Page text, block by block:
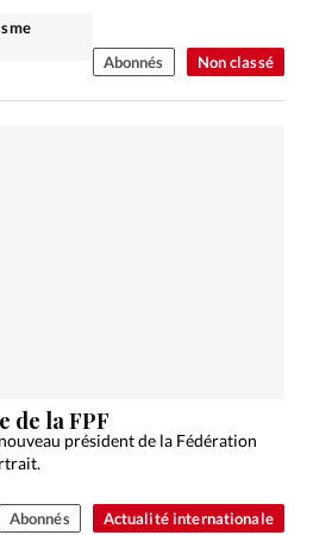
Non classé
Abonnés
Actualité internationale
de la FPF
président de la Fédération
Abonnés